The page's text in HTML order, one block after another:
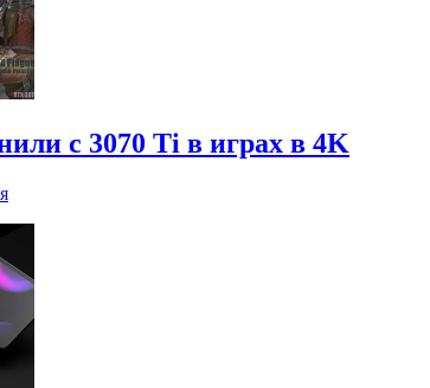
с 3070 Ti в играх в 4K